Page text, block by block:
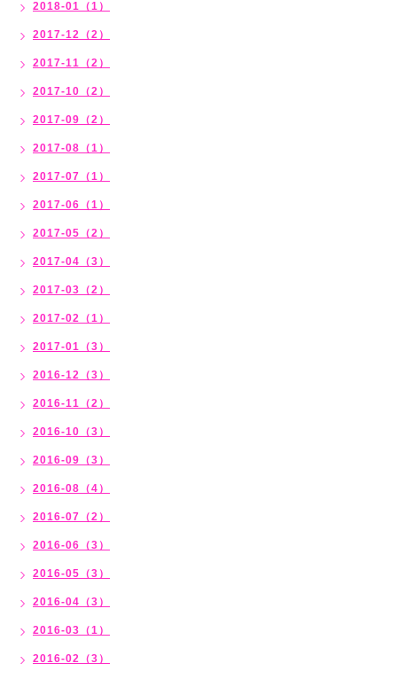
2018-01（1）
2017-12（2）
2017-11（2）
2017-10（2）
2017-09（2）
2017-08（1）
2017-07（1）
2017-06（1）
2017-05（2）
2017-04（3）
2017-03（2）
2017-02（1）
2017-01（3）
2016-12（3）
2016-11（2）
2016-10（3）
2016-09（3）
2016-08（4）
2016-07（2）
2016-06（3）
2016-05（3）
2016-04（3）
2016-03（1）
2016-02（3）